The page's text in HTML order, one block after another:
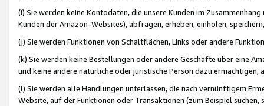
(i) Sie werden keine Kontodaten, die unsere Kunden im
Kunden der Amazon-Websites), abfragen, erheben, einholen,
(j) Sie werden Funktionen von Schaltflächen, Links oder andere
(k) Sie werden keine Bestellungen oder andere Geschäfte über eine
und keine andere natürliche oder juristische Person dazu
(l) Sie werden alle Handlungen unterlassen, die nach vernünftigem
Website, auf der Funktionen oder Transaktionen (zum Beispiel